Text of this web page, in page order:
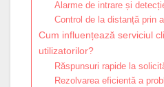
Alarme de intrare și
Control de la distanță prin
Cum influențează serviciul
utilizatorilor?
Răspunsuri rapide la
Rezolvarea eficientă a